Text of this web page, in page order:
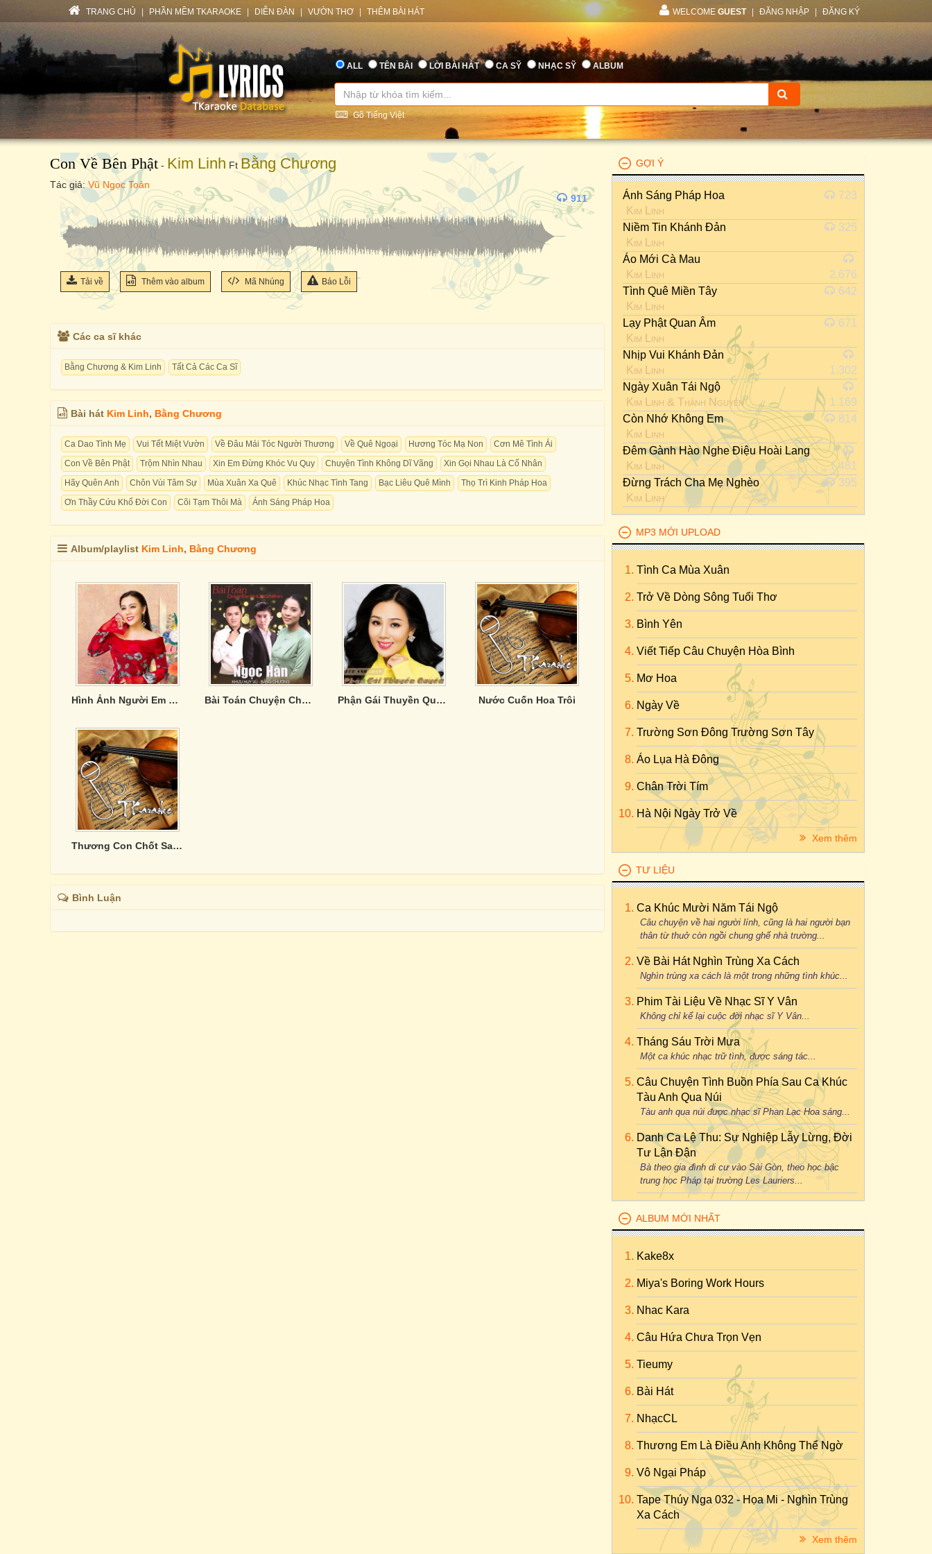
TRANG CHỦ PHẦN MỀM TKARAOKE DIỄN ĐÀN VƯỜN THƠ THÊM BÀI HÁT WELCOME GUEST ĐĂNG NHẬP ĐĂNG KÝ
ALL TÊN BÀI LỜI BÀI HÁT CA SỸ NHẠC SỸ ALBUM
Gõ Tiếng Việt
Con Về Bên Phật - Kim Linh Ft Bằng Chương
Tác giả: Vũ Ngọc Toản
911
Tải về Thêm vào album Mã Nhúng Báo Lỗi
Các ca sĩ khác
Bằng Chương & Kim Linh Tất Cả Các Ca Sĩ
Bài hát Kim Linh, Bằng Chương
Ca Dao Tình Mẹ Vui Tết Miệt Vườn Về Đâu Mái Tóc Người Thương Về Quê Ngoại Hương Tóc Mạ Non
Cơn Mê Tình Ái
Con Về Bên Phật
Trộm Nhìn Nhau Xin Em Đừng Khóc Vu Quy Chuyện Tình Không Dĩ Vãng
Xin Gọi Nhau Là Cố Nhân
Hãy Quên Anh
Chôn Vùi Tâm Sự Mùa Xuân Xa Quê Khúc Nhạc Tình Tang Bạc Liêu Quê Mình
Thọ Trì Kinh Pháp Hoa
Ơn Thầy Cứu Khổ Đời Con
Cõi Tạm Thôi Mà Ánh Sáng Pháp Hoa
Album/playlist Kim Linh, Bằng Chương
Hình Ảnh Người Em Không Đợi - Lưu Ánh Loan Bài Toán Chuyện Chúng Mình Phận Gái Thuyền Quyên-Lưu Ánh Loan Nước Cuốn Hoa Trôi
Thương Con Chốt Sang Sông
Bình Luận
GỢI Ý
Ánh Sáng Pháp Hoa
Kim Linh
723
Niềm Tin Khánh Đản
Kim Linh
325
Áo Mới Cà Mau
Kim Linh
2.676
Tình Quê Miền Tây
Kim Linh
642
Lạy Phật Quan Âm
Kim Linh
671
Nhịp Vui Khánh Đản
Kim Linh
1.302
Ngày Xuân Tái Ngộ
Kim Linh & Thành Nguyên
1.169
Còn Nhớ Không Em
Kim Linh
814
Đêm Gành Hào Nghe Điệu Hoài Lang
Kim Linh
1.481
Đừng Trách Cha Mẹ Nghèo
Kim Linh
395
MP3 MỚI UPLOAD
Tình Ca Mùa Xuân
Trở Về Dòng Sông Tuổi Thơ
Bình Yên
Viết Tiếp Câu Chuyện Hòa Bình
Mơ Hoa
Ngày Về
Trường Sơn Đông Trường Sơn Tây
Áo Lụa Hà Đông
Chân Trời Tím
Hà Nội Ngày Trở Về
Xem thêm
TƯ LIỆU
Ca Khúc Mười Năm Tái Ngộ
Câu chuyện về hai người lính, cũng là hai người bạn
thân từ thuở còn ngồi chung ghế nhà trường...
Về Bài Hát Nghìn Trùng Xa Cách
Nghìn trùng xa cách là một trong những tình khúc...
Phim Tài Liệu Về Nhạc Sĩ Y Vân
Không chỉ kể lại cuộc đời nhạc sĩ Y Vân...
Tháng Sáu Trời Mưa
Một ca khúc nhạc trữ tình, được sáng tác...
Câu Chuyện Tình Buồn Phía Sau Ca Khúc
Tàu Anh Qua Núi
Tàu anh qua núi được nhạc sĩ Phan Lạc Hoa sáng...
Danh Ca Lệ Thu: Sự Nghiệp Lẫy Lừng, Đời
Tư Lận Đận
Bà theo gia đình di cư vào Sài Gòn, theo học bậc
trung học Pháp tại trường Les Lauriers...
ALBUM MỚI NHẤT
Kake8x
Miya's Boring Work Hours
Nhac Kara
Câu Hứa Chưa Trọn Vẹn
Tieumy
Bài Hát
NhạcCL
Thương Em Là Điều Anh Không Thể Ngờ
Vô Ngại Pháp
Tape Thúy Nga 032 - Họa Mi - Nghìn Trùng
Xa Cách
Xem thêm